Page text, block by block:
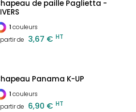
de paille Paglietta -
1couleurs
de 3,67 € HT
Panama K-UP
1couleurs
de 6,90 € HT